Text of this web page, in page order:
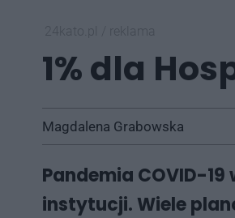
1% dla
Magdalena Grabowska
Pandemia COVID-
instytucji. Wiele